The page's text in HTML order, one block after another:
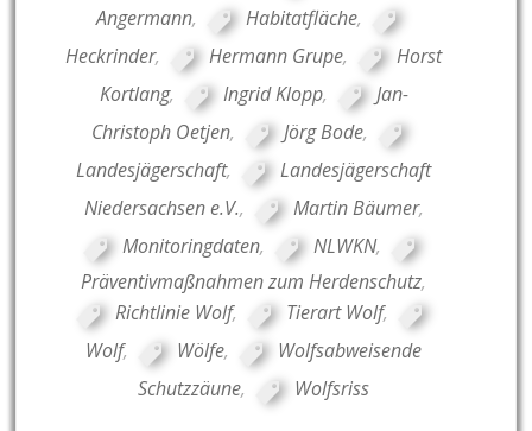
Angermann, Habitatfläche,
Heckrinder, Hermann Grupe,
Horst
Kortlang, Ingrid Klopp,
Jan-
Christoph Oetjen, Jörg Bode,
Landesjägerschaft,
Landesjägerschaft
Niedersachsen e.V., Martin Bäumer,
Monitoringdaten, NLWKN,
Präventivmaßnahmen zum Herdenschutz,
Richtlinie Wolf, Tierart Wolf,
Wolf, Wölfe,
Wolfsabweisende
Schutzzäune, Wolfsriss